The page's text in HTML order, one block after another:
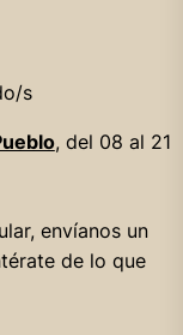
s
, del 08 al 21
envíanos un
de lo que